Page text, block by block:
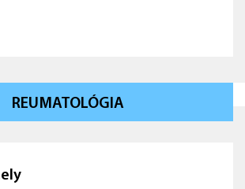
REUMATOLÓGIA